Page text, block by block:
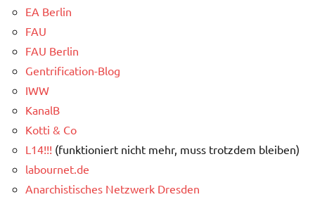
EA Berlin
FAU
FAU Berlin
Gentrification-Blog
IWW
KanalB
Kotti & Co
L14!!! (funktioniert nicht mehr, muss trotzdem bleiben)
labournet.de
Anarchistisches Netzwerk Dresden